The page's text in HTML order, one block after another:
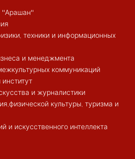
"Арашан"
техники и информационных
и менеджмента
коммуникаций
и журналистики
культуры, туризма и
и искусственного интеллекта